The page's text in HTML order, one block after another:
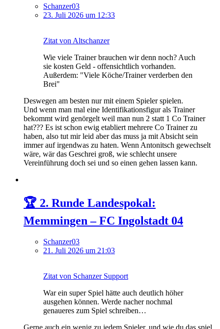
Schanzer03
23. Juli 2026 um 12:33
Zitat von Altschanzer
Wie viele Trainer brauchen wir denn noch? Auch
sie kosten Geld - offensichtlich vorhanden.
Außerdem: "Viele Köche/Trainer verderben den
Brei"
Deswegen am besten nur mit einem Spieler spielen.
Und wenn man mal eine Identifikationsfigur als Trainer
bekommt wird genörgelt weil man nun 2 statt 1 Co Trainer
hat??? Es ist schon ewig etabliert mehrere Co Trainer zu
haben, also tut mir leid aber das muss ja mit Absicht sein
immer auf irgendwas zu haten. Wenn Antonitsch gewechselt
wäre, wär das Geschrei groß, wie schlecht unsere
Vereinführung doch sei und so einen gehen lassen kann.
🏆 2. Runde Landespokal:
Memmingen – FC Ingolstadt 04
Schanzer03
21. Juli 2026 um 21:03
Zitat von Schanzer Support
War ein super Spiel hätte auch deutlich höher
ausgehen können. Werde nacher nochmal
genaueres zum Spiel schreiben…
Gerne auch ein wenig zu jedem Spieler, und wie du das spiel